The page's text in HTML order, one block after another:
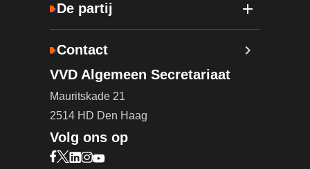
De partij
Contact
VVD Algemeen Secretariaat
Mauritskade 21
2514 HD Den Haag
Volg ons op
Bezoek onze Facebook pagina (opent in nieuw
Bezoek onze X pagina (opent in nieuw tabblad)
Bezoek onze LinkedIn pagina (opent in nieuw
Bezoek onze Instagram pagina (opent in
Bezoek onze YouTube pagina (opent in